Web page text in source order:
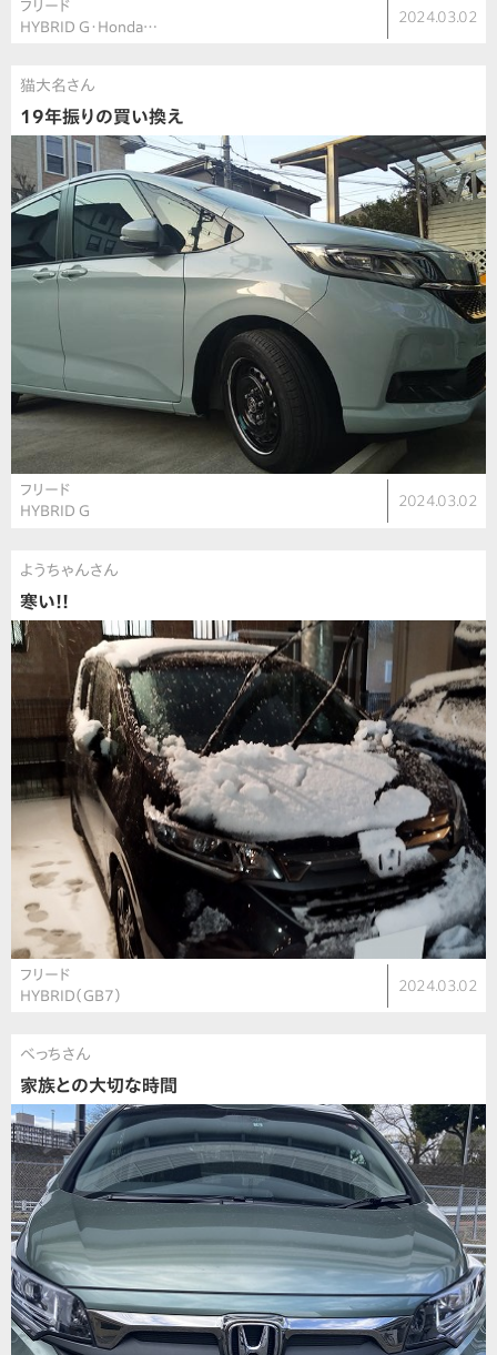
フリード
HYBRID G・Honda…
2024.03.02
猫大名さん
19年振りの買い換え
フリード
HYBRID G
2024.03.02
ようちゃんさん
寒い!!
フリード
HYBRID（GB7）
2024.03.02
べっちさん
家族との大切な時間